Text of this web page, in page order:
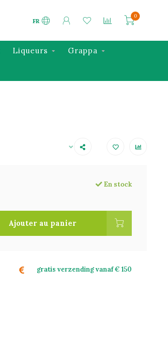
FR
0
Liqueurs Grappa
En stock
Ajouter au panier
gratis verzending vanaf € 150